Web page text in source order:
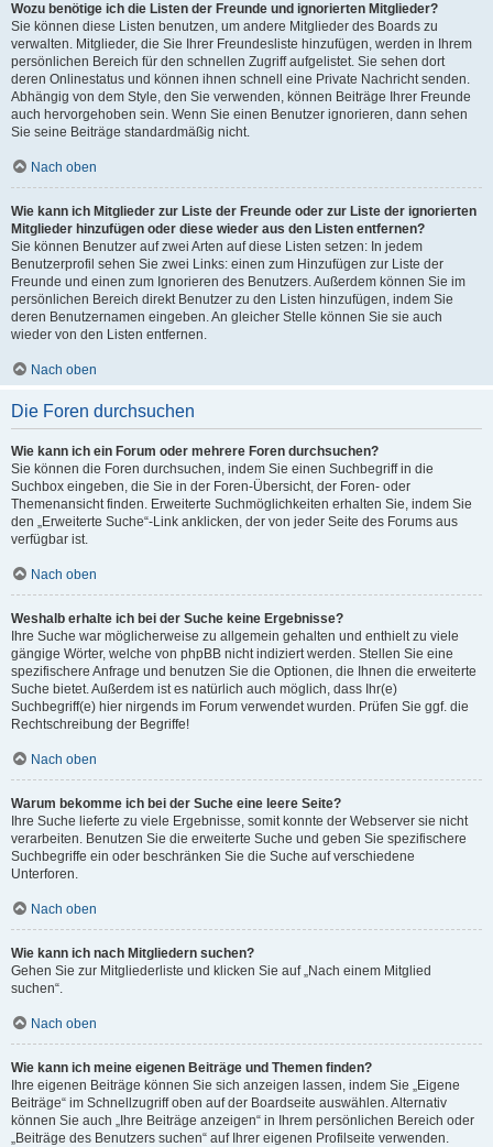
Wozu benötige ich die Listen der Freunde und ignorierten Mitglieder?
Sie können diese Listen benutzen, um andere Mitglieder des Boards zu
verwalten. Mitglieder, die Sie Ihrer Freundesliste hinzufügen, werden in Ihrem
persönlichen Bereich für den schnellen Zugriff aufgelistet. Sie sehen dort
deren Onlinestatus und können ihnen schnell eine Private Nachricht senden.
Abhängig von dem Style, den Sie verwenden, können Beiträge Ihrer Freunde
auch hervorgehoben sein. Wenn Sie einen Benutzer ignorieren, dann sehen
Sie seine Beiträge standardmäßig nicht.
Nach oben
Wie kann ich Mitglieder zur Liste der Freunde oder zur Liste der ignorierten
Mitglieder hinzufügen oder diese wieder aus den Listen entfernen?
Sie können Benutzer auf zwei Arten auf diese Listen setzen: In jedem
Benutzerprofil sehen Sie zwei Links: einen zum Hinzufügen zur Liste der
Freunde und einen zum Ignorieren des Benutzers. Außerdem können Sie im
persönlichen Bereich direkt Benutzer zu den Listen hinzufügen, indem Sie
deren Benutzernamen eingeben. An gleicher Stelle können Sie sie auch
wieder von den Listen entfernen.
Nach oben
Die Foren durchsuchen
Wie kann ich ein Forum oder mehrere Foren durchsuchen?
Sie können die Foren durchsuchen, indem Sie einen Suchbegriff in die
Suchbox eingeben, die Sie in der Foren-Übersicht, der Foren- oder
Themenansicht finden. Erweiterte Suchmöglichkeiten erhalten Sie, indem Sie
den „Erweiterte Suche“-Link anklicken, der von jeder Seite des Forums aus
verfügbar ist.
Nach oben
Weshalb erhalte ich bei der Suche keine Ergebnisse?
Ihre Suche war möglicherweise zu allgemein gehalten und enthielt zu viele
gängige Wörter, welche von phpBB nicht indiziert werden. Stellen Sie eine
spezifischere Anfrage und benutzen Sie die Optionen, die Ihnen die erweiterte
Suche bietet. Außerdem ist es natürlich auch möglich, dass Ihr(e)
Suchbegriff(e) hier nirgends im Forum verwendet wurden. Prüfen Sie ggf. die
Rechtschreibung der Begriffe!
Nach oben
Warum bekomme ich bei der Suche eine leere Seite?
Ihre Suche lieferte zu viele Ergebnisse, somit konnte der Webserver sie nicht
verarbeiten. Benutzen Sie die erweiterte Suche und geben Sie spezifischere
Suchbegriffe ein oder beschränken Sie die Suche auf verschiedene
Unterforen.
Nach oben
Wie kann ich nach Mitgliedern suchen?
Gehen Sie zur Mitgliederliste und klicken Sie auf „Nach einem Mitglied
suchen“.
Nach oben
Wie kann ich meine eigenen Beiträge und Themen finden?
Ihre eigenen Beiträge können Sie sich anzeigen lassen, indem Sie „Eigene
Beiträge“ im Schnellzugriff oben auf der Boardseite auswählen. Alternativ
können Sie auch „Ihre Beiträge anzeigen“ in Ihrem persönlichen Bereich oder
„Beiträge des Benutzers suchen“ auf Ihrer eigenen Profilseite verwenden.